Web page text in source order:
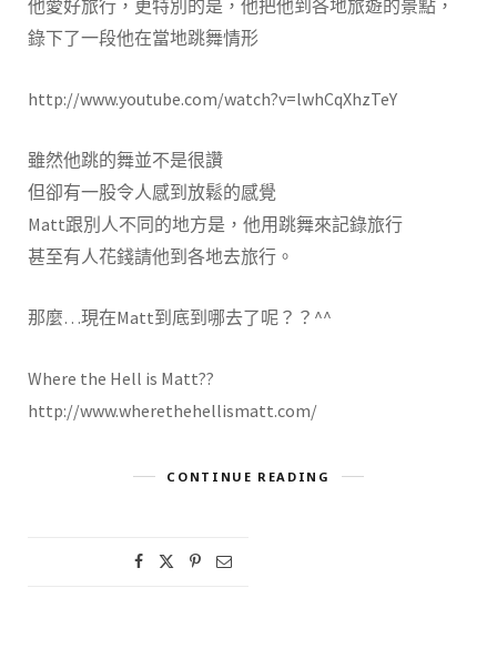
他愛好旅行，更特別的是，他把他到各地旅遊的景點，
錄下了一段他在當地跳舞情形
http://www.youtube.com/watch?v=lwhCqXhzTeY
雖然他跳的舞並不是很讚
但卻有一股令人感到放鬆的感覺
Matt跟別人不同的地方是，他用跳舞來記錄旅行
甚至有人花錢請他到各地去旅行。
那麼…現在Matt到底到哪去了呢？？^^
Where the Hell is Matt??
http://www.wherethehellismatt.com/
CONTINUE READING